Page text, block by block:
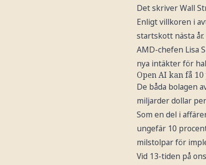
Det skriver Wall
Enligt villkoren i
startskott nästa år.
AMD-chefen Lisa
nya intäkter för
Open AI kan få
De båda bolagen
miljarder dollar
Som en del i
ungefär 10
milstolpar för
Vid 13-tiden på